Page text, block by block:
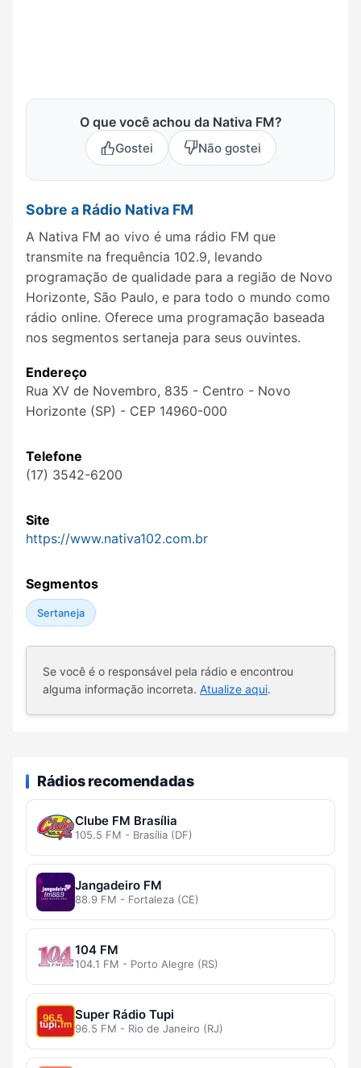
O que você achou da Nativa FM?
Gostei Não gostei
Sobre a Rádio Nativa FM
A Nativa FM ao vivo é uma rádio FM que
transmite na frequência 102.9, levando
programação de qualidade para a região de Novo
Horizonte, São Paulo, e para todo o mundo como
rádio online. Oferece uma programação baseada
nos segmentos sertaneja para seus ouvintes.
Endereço
Rua XV de Novembro, 835 - Centro - Novo
Horizonte (SP) - CEP 14960-000
Telefone
(17) 3542-6200
Site
https://www.nativa102.com.br
Segmentos
Sertaneja
Se você é o responsável pela rádio e encontrou
alguma informação incorreta. Atualize aqui.
Rádios recomendadas
Clube FM Brasília
105.5 FM - Brasília (DF)
Jangadeiro FM
88.9 FM - Fortaleza (CE)
104 FM
104.1 FM - Porto Alegre (RS)
Super Rádio Tupi
96.5 FM - Rio de Janeiro (RJ)